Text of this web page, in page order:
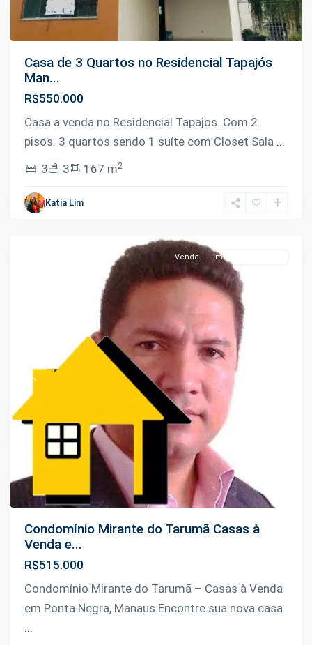
Casa de 3 Quartos no Residencial Tapajós
Man...
R$550.000
Casa a venda no Residencial Tapajos. Com 2
pisos. 3 quartos sendo 1 suíte com Closet Sala ...
3
3 167 m2
Katia Lim
Negra,
Previous
Venda Imóveis Em Obras
Condomínio Mirante do Tarumã Casas à
Venda e...
R$515.000
Condomínio Mirante do Tarumã – Casas à Venda
em Ponta Negra, Manaus Encontre sua nova casa
...